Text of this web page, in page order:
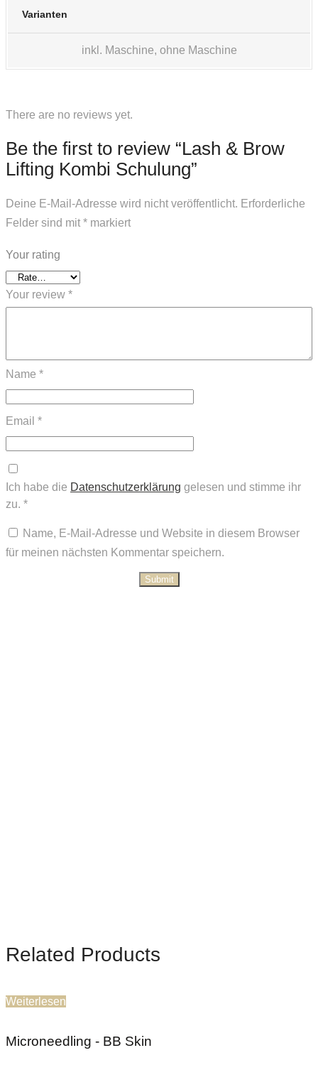
Varianten
inkl. Maschine, ohne Maschine
There are no reviews yet.
Be the first to review “Lash & Brow
Lifting Kombi Schulung”
Deine E-Mail-Adresse wird nicht veröffentlicht. Erforderliche
Felder sind mit * markiert
Your rating
Your review *
Name *
Email *
Ich habe die Datenschutzerklärung gelesen und stimme ihr
zu. *
Name, E-Mail-Adresse und Website in diesem Browser
für meinen nächsten Kommentar speichern.
Related Products
Weiterlesen
Microneedling - BB Skin